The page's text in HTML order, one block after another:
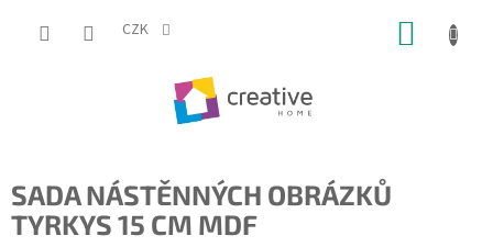
CZK
SADA NÁSTĚNNÝCH OBRÁZKŮ
TYRKYS 15 CM MDF